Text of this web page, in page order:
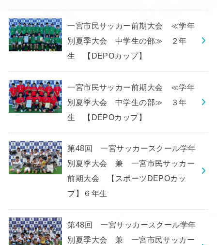
一宮市民サッカー前期大会 ≪学年
別夏季大会 中学生の部≫ ２年
生 【DEPOカップ】
一宮市民サッカー前期大会 ≪学年
別夏季大会 中学生の部≫ ３年
生 【DEPOカップ】
第48回 一宮サッカースクール学年
別夏季大会 兼 一宮市民サッカー
前期大会 【スポーツDEPOカッ
プ】６年生
第48回 一宮サッカースクール学年
別夏季大会 兼 一宮市民サッカー